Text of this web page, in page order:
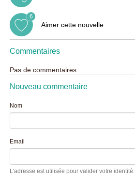
Aimer cette nouvelle
6
Commentaires
Pas de commentaires
Nouveau commentaire
Nom
Email
L'adresse est utilisée pour valider votre identité.